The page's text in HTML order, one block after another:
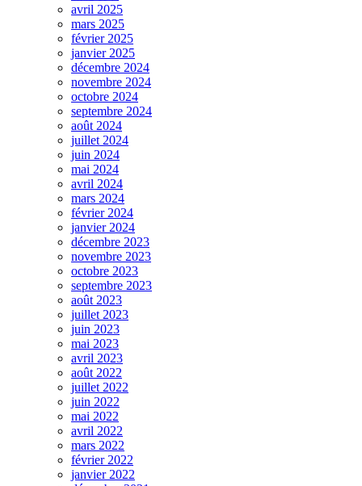
avril 2025
mars 2025
février 2025
janvier 2025
décembre 2024
novembre 2024
octobre 2024
septembre 2024
août 2024
juillet 2024
juin 2024
mai 2024
avril 2024
mars 2024
février 2024
janvier 2024
décembre 2023
novembre 2023
octobre 2023
septembre 2023
août 2023
juillet 2023
juin 2023
mai 2023
avril 2023
août 2022
juillet 2022
juin 2022
mai 2022
avril 2022
mars 2022
février 2022
janvier 2022